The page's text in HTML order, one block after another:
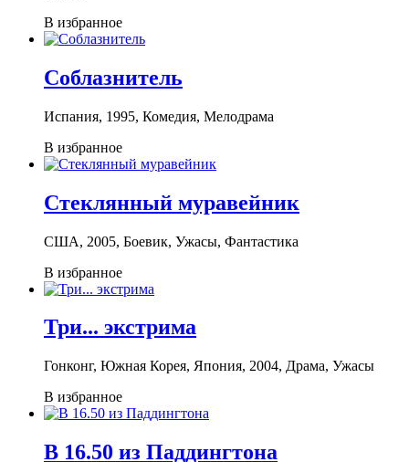
В избранное
Соблазнитель
Испания, 1995, Комедия, Мелодрама
В избранное
Стеклянный муравейник
США, 2005, Боевик, Ужасы, Фантастика
В избранное
Три... экстрима
Гонконг, Южная Корея, Япония, 2004, Драма, Ужасы
В избранное
В 16.50 из Паддингтона